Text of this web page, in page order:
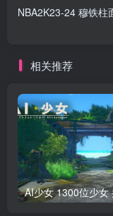
NBA2K23-24 穆铁柱
相关推荐